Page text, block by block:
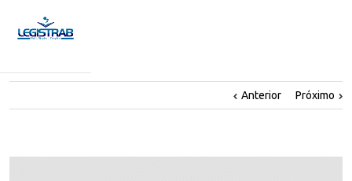
Anterior Próximo